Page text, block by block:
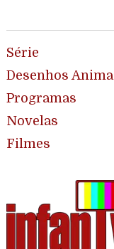
Série
Desenhos
Programas
Novelas
Filmes